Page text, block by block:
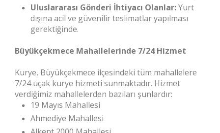
Uluslararası Gönderi İhtiyacı Olanlar:Yurt
dışına acil ve güvenilir teslimatlar yapılması
gerektiğinde.
Büyükçekmece Mahallelerinde 7/24 Hizmet
Kurye, Büyükçekmece ilçesindeki tüm mahallelere
7/24 uçak kurye hizmeti sunmaktadır. Hizmet
verdiğimiz mahallelerden bazıları şunlardır:
19 Mayıs Mahallesi
Ahmediye Mahallesi